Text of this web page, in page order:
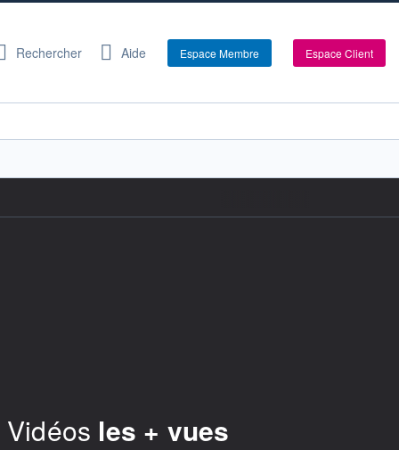
Rechercher Aide Espace Membre Espace Client
Vidéos les + vues